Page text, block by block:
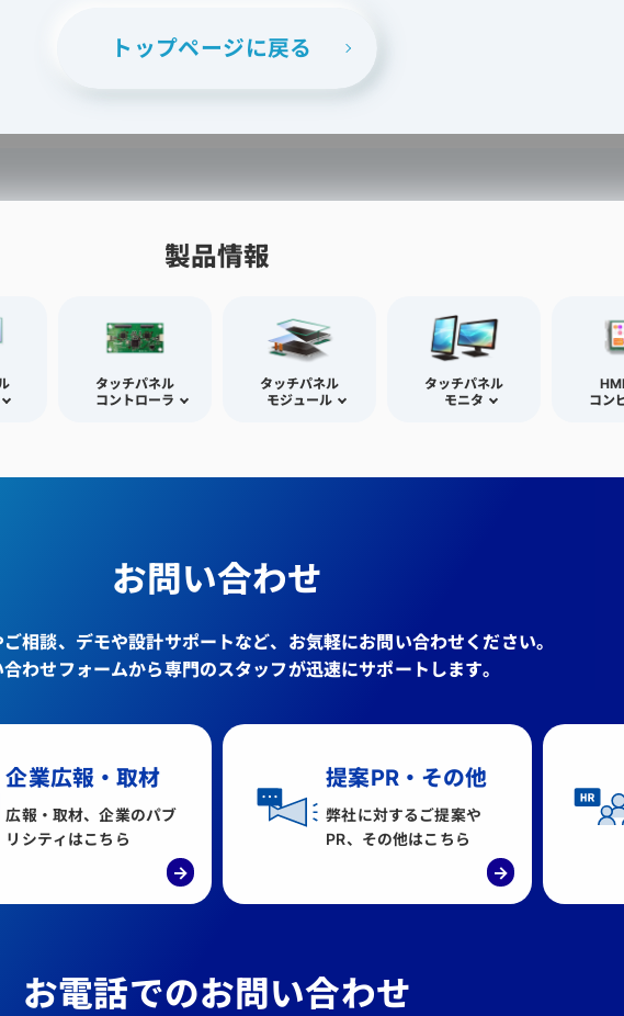
トップページに戻る
製品情報
タッチパネル
コントローラ
タッチパネル
モジュール
タッチパネル
モニタ
コン
お問い合わせ
相談、デモや設計サポートなど、お気軽にお問い合わせください。
わせフォームから専門のスタッフが迅速にサポートします。
企業広報・取材
広報・取材、企業のパブ
リシティはこちら
→
提案PR・その他
弊社に対するご提案や
PR、その他はこちら
→
お電話でのお問い合わせ